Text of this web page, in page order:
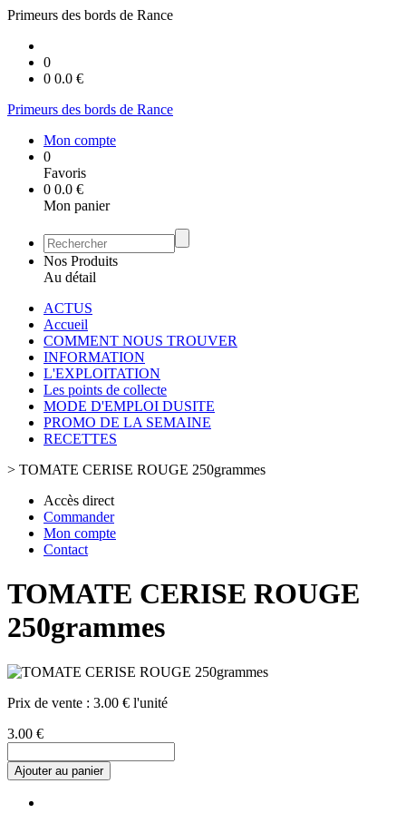
Primeurs des bords de Rance
0
0 0.0 €
Primeurs des bords de Rance
Mon compte
0
Favoris
0 0.0 €
Mon panier
Nos Produits
Au détail
ACTUS
Accueil
COMMENT NOUS TROUVER
INFORMATION
L'EXPLOITATION
Les points de collecte
MODE D'EMPLOI DUSITE
PROMO DE LA SEMAINE
RECETTES
> TOMATE CERISE ROUGE 250grammes
Accès direct
Commander
Mon compte
Contact
TOMATE CERISE ROUGE
250grammes
Prix de vente : 3.00 € l'unité
3.00 €
Ajouter au panier